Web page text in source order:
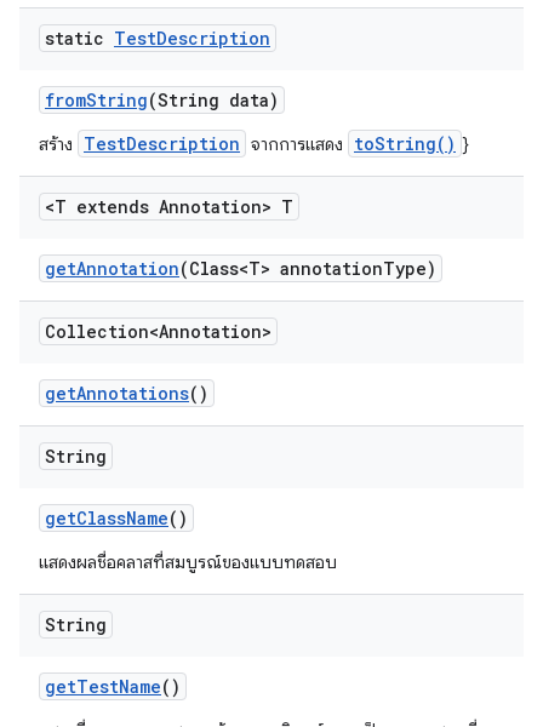
static TestDescription
fromString(String data)
สร้าง TestDescription จากการแสดง toString() }
<T extends Annotation> T
getAnnotation(Class<T> annotationType)
Collection<Annotation>
getAnnotations()
String
getClassName()
แสดงผลชื่อคลาสที่สมบูรณ์ของแบบทดสอบ
String
getTestName()